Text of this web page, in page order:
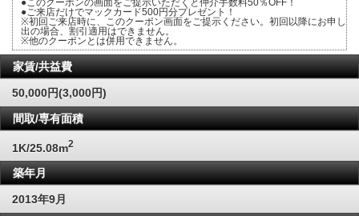
●このクーポンの画面をご提示いただくと仲介手数料50％OFF！
●ご来店だけでマックカード500円分プレゼント！
※初回ご来店時に、このクーポン画面をご提示ください。初回以降にお申し
出の場合、割引適用はできません。
※他のクーポンとは併用できません。
家賃/共益費
50,000円(3,000円)
間取/専有面積
1K/25.08m2
築年月
2013年9月